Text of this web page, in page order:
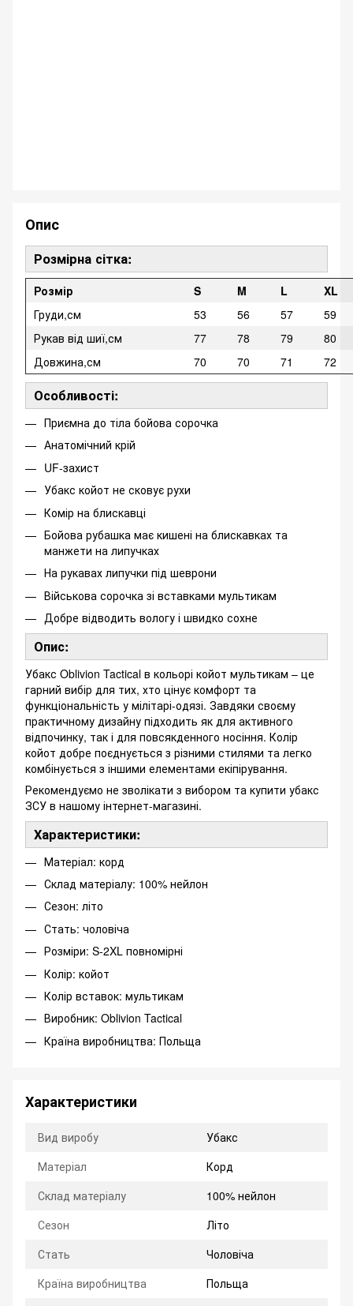
Опис
Розмірна сітка:
Розмір S M L
XL
Груди,см
53 56 57
59
Рукав від шиї,см
77 78 79
80
Довжина,см
70 70 71 72
Особливості:
Приємна до тіла бойова сорочка
Анатомічний крій
UF-захист
Убакс койот не сковує рухи
Комір на блискавці
Бойова рубашка має кишені на блискавках та
манжети на липучках
На рукавах липучки під шеврони
Військова сорочка зі вставками мультикам
Добре відводить вологу і швидко сохне
Опис:
Убакс Oblivion Tactical в кольорі койот мультикам – це
гарний вибір для тих, хто цінує комфорт та
функціональність у мілітарі-одязі. Завдяки своєму
практичному дизайну підходить як для активного
відпочинку, так і для повсякденного носіння. Колір
койот добре поєднується з різними стилями та легко
комбінується з іншими елементами екіпірування.
Рекомендуємо не зволікати з вибором та купити убакс
ЗСУ в нашому інтернет-магазині.
Характеристики:
Матеріал: корд
Склад матеріалу: 100% нейлон
Сезон: літо
Стать: чоловіча
Розміри: S-2XL повномірні
Колір: койот
Колір вставок: мультикам
Виробник: Oblivion Tactical
Країна виробництва: Польща
Характеристики
Вид виробу
Убакс
Матеріал
Корд
Склад матеріалу
100% нейлон
Сезон
Літо
Стать
Чоловіча
Країна виробництва
Польща